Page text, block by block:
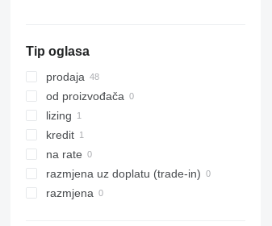
Tip oglasa
prodaja
od proizvođača
lizing
kredit
na rate
razmjena uz doplatu (trade-in)
razmjena